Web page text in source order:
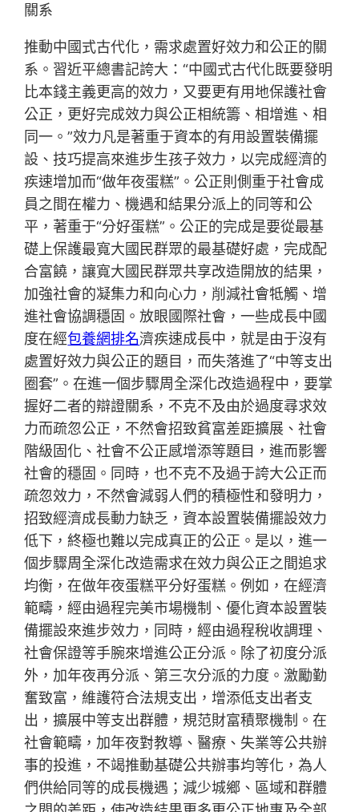
關系
推動中國式古代化，需求處置好效力和公正的關
系。習近平總書記誇大：“中國式古代化既要發明
比本錢主義更高的效力，又要更有用地保護社會
公正，更好完成效力與公正相統籌、相增進、相
同一。”效力凡是著重于資本的有用設置裝備擺
設、技巧提高來進步生孩子效力，以完成經濟的
疾速增加而“做年夜蛋糕”。公正則側重于社會成
員之間在權力、機遇和結果分派上的同等和公
平，著重于“分好蛋糕”。公正的完成是要從最基
礎上保護最寬大國民群眾的最基礎好處，完成配
合富饒，讓寬大國民群眾共享改造開放的結果，
加強社會的凝集力和向心力，削減社會牴觸、增
進社會協調穩固。放眼國際社會，一些成長中國
度在經包養網排名濟疾速成長中，就是由于沒有
處置好效力與公正的題目，而失落進了“中等支出
圈套”。在進一個步驟周全深化改造過程中，要掌
握好二者的辯證關系，不克不及由於過度尋求效
力而疏忽公正，不然會招致貧富差距擴展、社會
階級固化、社會不公正感增添等題目，進而影響
社會的穩固。同時，也不克不及過于誇大公正而
疏忽效力，不然會減弱人們的積極性和發明力，
招致經濟成長動力缺乏，資本設置裝備擺設效力
低下，終極也難以完成真正的公正。是以，進一
個步驟周全深化改造需求在效力與公正之間追求
均衡，在做年夜蛋糕平分好蛋糕。例如，在經濟
範疇，經由過程完美市場機制、優化資本設置裝
備擺設來進步效力，同時，經由過程稅收調理、
社會保證等手腕來增進公正分派。除了初度分派
外，加年夜再分派、第三次分派的力度。激勵勤
奮致富，維護符合法規支出，增添低支出者支
出，擴展中等支出群體，規范財富積聚機制。在
社會範疇，加年夜對教導、醫療、失業等公共辦
事的投進，不竭推動基礎公共辦事均等化，為人
們供給同等的成長機遇；減少城鄉、區域和群體